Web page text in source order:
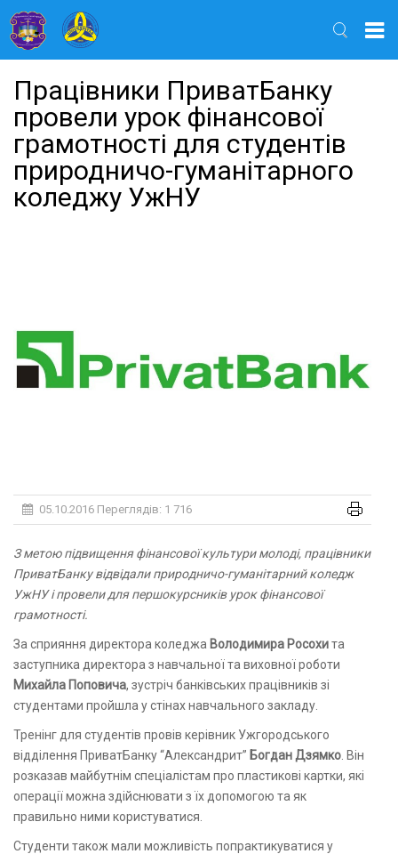
Працівники ПриватБанку
провели урок фінансової
грамотності для студентів
природничо-гуманітарного
коледжу УжНУ
05.10.2016 Переглядів: 1 716
З метою підвищення фінансової культури молоді, працівники
ПриватБанку відвідали природничо-гуманітарний коледж
УжНУ і провели для першокурсників урок фінансової
грамотності.
За сприяння директора коледжа Володимира Росохита
заступника директора з навчальної та виховної роботи
Михайла Поповича, зустріч банківських працівників зі
студентами пройшла у стінах навчального закладу.
Тренінг для студентів провів керівник Ужгородського
відділення ПриватБанку “Александрит” Богдан Дзямко . Він
розказав майбутнім спеціалістам про пластикові картки, які
операції можна здійснювати з їх допомогою та як
правильно ними користуватися.
Студенти також мали можливість попрактикуватися у